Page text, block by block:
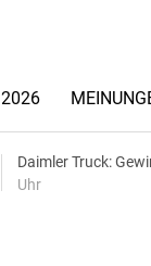
Daimler Truck:
Uhr